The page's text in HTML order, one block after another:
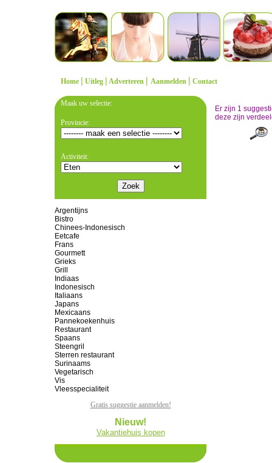
Home | Uitleg | Adverteren | Aanmelden | Contact
Maak uw selectie:
Provincie:
Activiteit:
Argentijns
Bistro
Chinees-Indonesisch
Eetcafe
Frans
Gourmett
Grieks
Grill
Indiaas
Indonesisch
Italiaans
Japans
Mexicaans
Pannekoekenhuis
Restaurant
Spaans
Steengril
Sterren restaurant
Surinaams
Vegetarisch
Vis
Vleesspecialiteit
Gratis suggestie aanmelden!
Nieuw!
Vakantiehuis kopen
Er zijn 1
deze zijn